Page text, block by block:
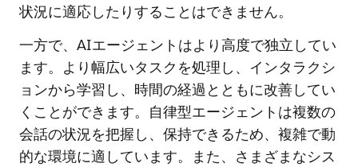
状況に適応したりすることはできません。
一方で、AIエージェントはより高度で独立してい
ます。より幅広いタスクを処理し、インタラクシ
ョンから学習し、時間の経過とともに改善してい
くことができます。自律型エージェントは複数の
会話の状況を把握し、保持できるため、複雑で動
的な環境に適しています。また、さまざまなシス